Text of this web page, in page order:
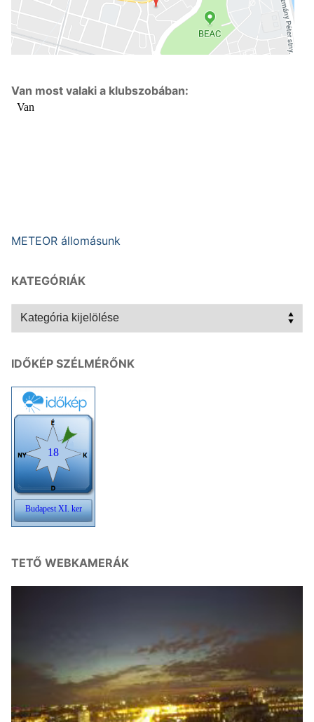
Van most valaki a klubszobában:
METEOR állomásunk
KATEGÓRIÁK
Kategóriák
IDŐKÉP SZÉLMÉRŐNK
TETŐ WEBKAMERÁK